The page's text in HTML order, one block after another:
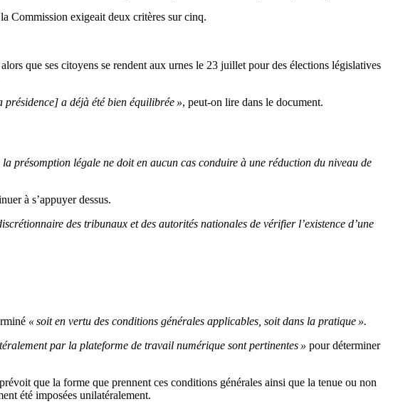
Commission exigeait deux critères sur cinq.
que ses citoyens se rendent aux urnes le 23 juillet pour des élections législatives
a déjà été bien équilibrée », peut-on lire dans le document.
la présomption légale ne doit en aucun cas conduire à une réduction du niveau de
à s’appuyer dessus.
des tribunaux et des autorités nationales de vérifier l’existence d’une
« soit en vertu des conditions générales applicables, soit dans la pratique ».
par la plateforme de travail numérique sont pertinentes » pour déterminer
que la forme que prennent ces conditions générales ainsi que la tenue ou non
été imposées unilatéralement.